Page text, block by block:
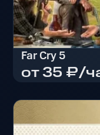
Far Cry 5
от 35 ₽/